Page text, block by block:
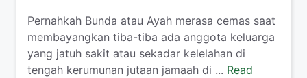
​Pernahkah Bunda atau Ayah merasa cemas saat
membayangkan tiba-tiba ada anggota keluarga
yang jatuh sakit atau sekadar kelelahan di
tengah kerumunan jutaan jamaah di ... Read